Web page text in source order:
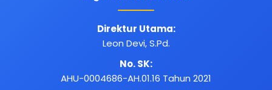
Direktur Utama:
Leon Devi, S.Pd.
No. SK:
AHU-0004686-AH.01.16 Tahun 2021